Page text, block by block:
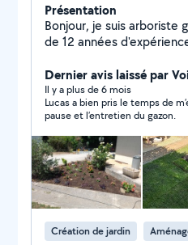
Présentation
Bonjour, je suis arboriste
de 12 années
vos arbres ou vos jardins.
Dernier avis laissé par
Il y a plus de 6 mois
Lucas a bien pris le temps de
pause et l’entretien du gazon.
Création de jardin